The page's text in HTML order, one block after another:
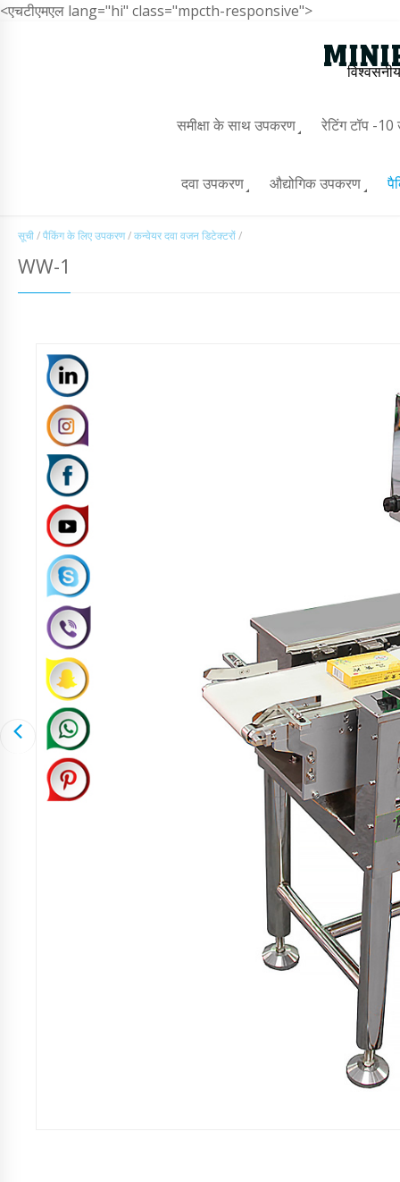
<एचटीएमएल lang="hi" class="mpcth-responsive">
समीक्षा के साथ उपकरण रेटिंग टॉप -
दवा उपकरण औद्योगिक उपकरण
सूची/पैकिंग के लिए उपकरण/कन्वेयर दवा वजन डिटेक्टरों/
WW-1